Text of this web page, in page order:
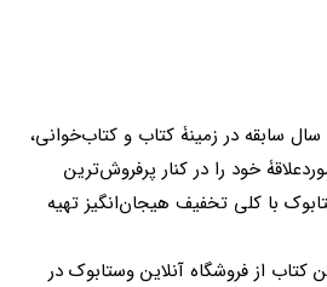
مفتخریم اعلام کنیم که با 10 سال سابقه در زمینۀ کتاب و کتاب‌خوانی،
خود را در کنار پرفروش‌ترین
با کلی تخفیف هیجان‌انگیز تهیه
کتاب از فروشگاه آنلاین وستابوک در